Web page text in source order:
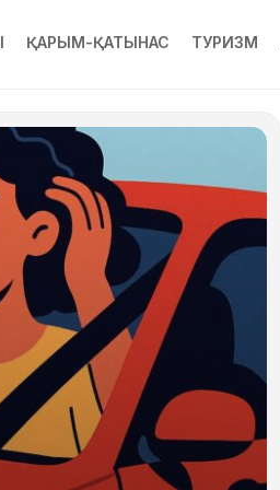
ҚАРЫМ-ҚАТЫНАС ТУРИЗМ